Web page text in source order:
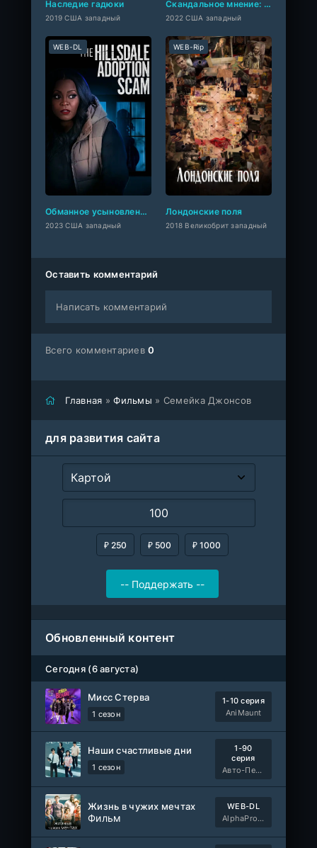
Наследие гадюки
2019 США западный
Скандальное мнение: Дело Деппа против Хёрд
2022 США западный
Обманное усыновление в Хилсдейле
2023 США западный
WEB-DL
Лондонские поля
2018 Великобрит западный
WEB-Rip
Оставить комментарий
Написать комментарий
Всего комментариев0
Главная »Фильмы » Семейка Джонсов
для развития сайта
₽ 250 ₽ 500 ₽ 1000
Обновленный контент
Сегодня (6 августа)
Мисс Стерва
1 сезон
1-10 серия
AniMaunt
Наши счастливые дни
1 сезон
1-90
серия
Авто-Перевод
Жизнь в чужих мечтах
Фильм
WEB-DL
AlphaProject